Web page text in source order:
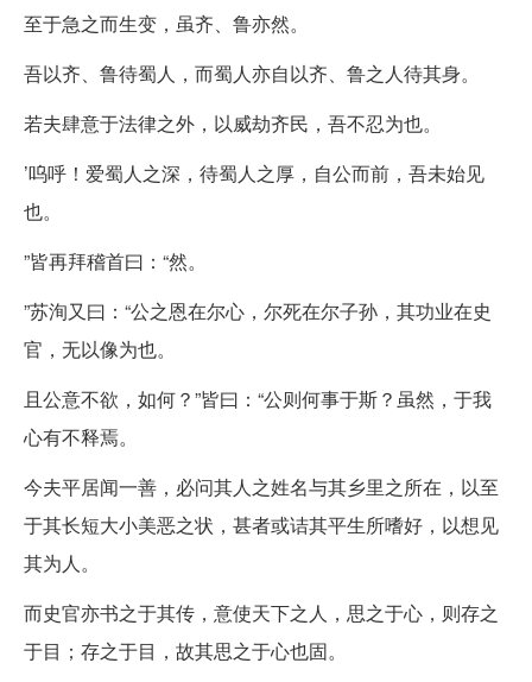
至于急之而生变，虽齐、鲁亦然。
吾以齐、鲁待蜀人，而蜀人亦自以齐、鲁之人待其身。
若夫肆意于法律之外，以威劫齐民，吾不忍为也。
’呜呼！爱蜀人之深，待蜀人之厚，自公而前，吾未始见
也。
”皆再拜稽首曰：“然。
”苏洵又曰：“公之恩在尔心，尔死在尔子孙，其功业在史
官，无以像为也。
且公意不欲，如何？”皆曰：“公则何事于斯？虽然，于我
心有不释焉。
今夫平居闻一善，必问其人之姓名与其乡里之所在，以至
于其长短大小美恶之状，甚者或诘其平生所嗜好，以想见
其为人。
而史官亦书之于其传，意使天下之人，思之于心，则存之
于目；存之于目，故其思之于心也固。